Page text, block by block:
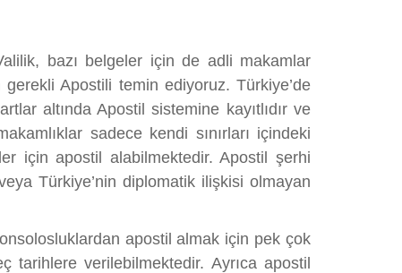
bazı belgeler için de adli makamlar
Apostili temin ediyoruz. Türkiye’de
altında Apostil sistemine kayıtlıdır ve
sadece kendi sınırları içindeki
için apostil alabilmektedir. Apostil şerhi
Türkiye’nin diplomatik ilişkisi olmayan
apostil almak için pek çok
tarihlere verilebilmektedir. Ayrıca apostil